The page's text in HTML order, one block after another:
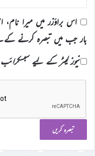
اس براؤزر میں میرا
بار جب میں تبصرہ کرنے
نیوز لیٹر کے لیے سبسکرائب